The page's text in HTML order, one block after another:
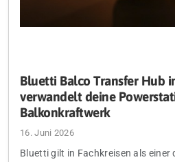
Bluetti Balco Transfer Hub
verwandelt deine
Balkonkraftwerk
16. Juni 2026
Bluetti gilt in Fachkreisen als einer